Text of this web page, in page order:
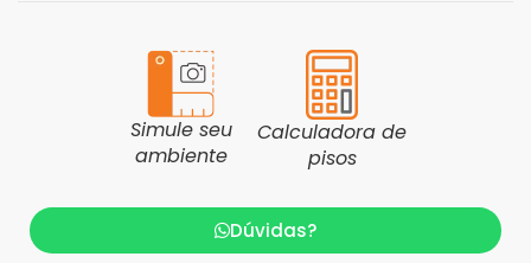
Simule seu
ambiente
Calculadora de
pisos
Dúvidas?